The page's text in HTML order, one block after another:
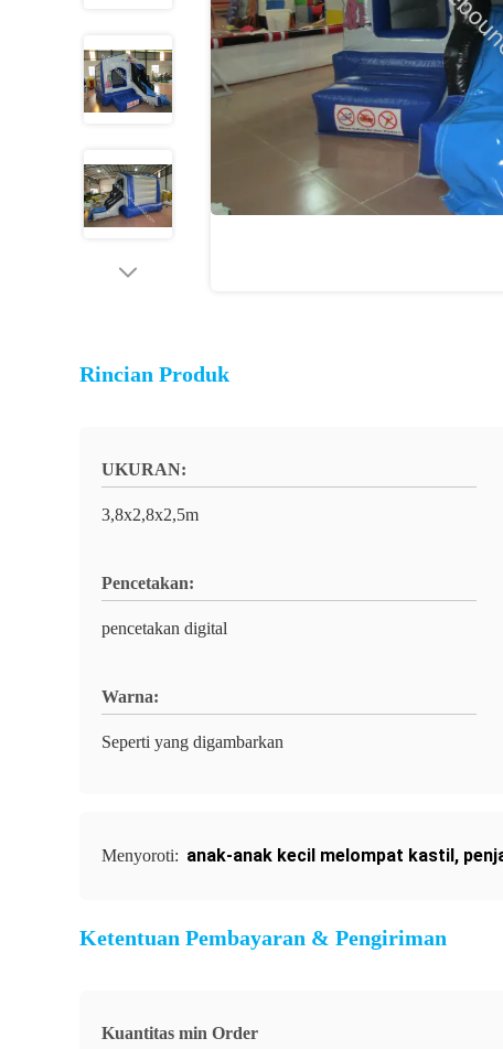
Rincian Produk
UKURAN:
3,8x2,8x2,5m
Pencetakan:
pencetakan digital
Warna:
Seperti yang digambarkan
Menyoroti: anak-anak kecil melompat kastil,
Ketentuan Pembayaran & Pengiriman
Kuantitas min Order